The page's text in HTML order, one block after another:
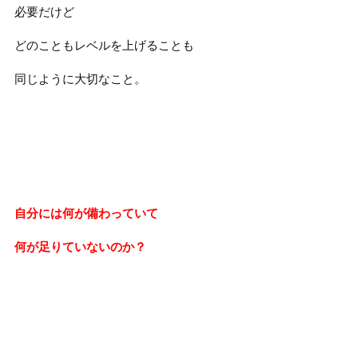
必要だけど
どのこともレベルを上げることも
同じように大切なこと。
自分には何が備わっていて
何が足りていないのか？